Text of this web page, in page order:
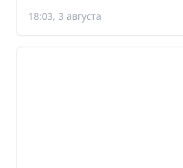
18:03, 3 августа